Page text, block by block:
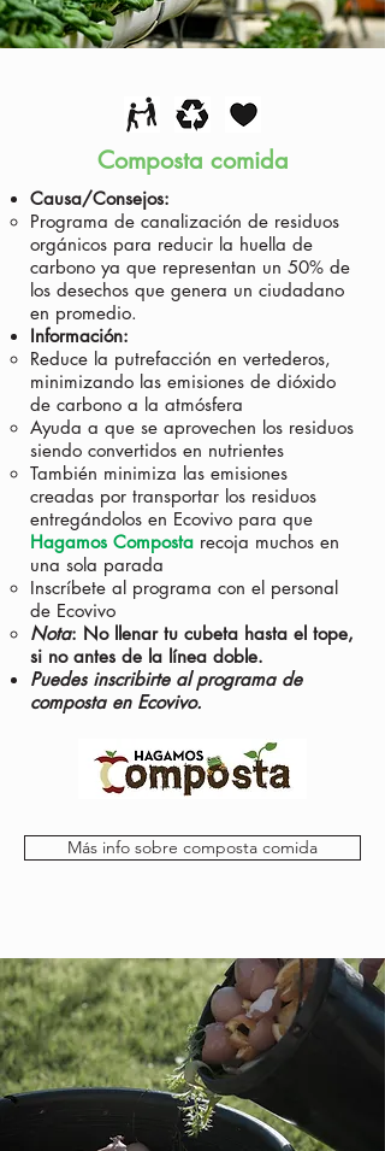
Composta comida
Causa/Consejos:
Programa de canalización de residuos
orgánicos para reducir la huella de
carbono ya que representan un 50% de
los desechos que genera un ciudadano
en promedio.
Información:
Reduce la putrefacción en vertederos,
minimizando las emisiones de dióxido
de carbono a la atmósfera
Ayuda a que se aprovechen los residuos
siendo convertidos en nutrientes
También minimiza las emisiones
creadas por transportar los residuos
entregándolos en Ecovivo para que
Hagamos Composta recoja muchos en
una sola parada
Inscríbete al programa con el personal
de Ecovivo
Nota: No llenar tu cubeta hasta el tope,
si no antes de la línea doble.
Puedes inscribirte al programa de
composta en Ecovivo.
Más info sobre composta comida